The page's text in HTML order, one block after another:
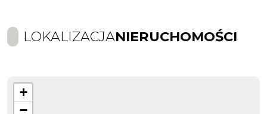
LOKALIZACJANIERUCHOMOŚCI
+
−